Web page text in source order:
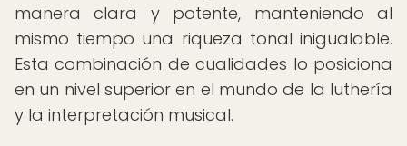
manera clara y potente, manteniendo al
mismo tiempo una riqueza tonal inigualable.
Esta combinación de cualidades lo posiciona
en un nivel superior en el mundo de la luthería
y la interpretación musical.